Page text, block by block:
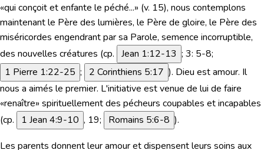
«qui conçoit et enfante le péché...» (v. 15), nous contemplons
maintenant le Père des lumières, le Père de gloire, le Père des
miséricordes engendrant par sa Parole, semence incorruptible,
des nouvelles créatures (cp. Jean 1:12-13 ; 3: 5-8;
1 Pierre 1:22-25 ; 2 Corinthiens 5:17 ). Dieu est amour. Il
nous a aimés le premier. L'initiative est venue de lui de faire
«renaître» spirituellement des pécheurs coupables et incapables
(cp.
1 Jean 4:9-10 , 19; Romains 5:6-8 ).
Les parents donnent leur amour et dispensent leurs soins aux